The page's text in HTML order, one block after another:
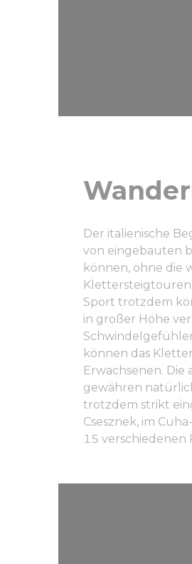
Der italienische
von eingebauten
können, ohne die
Klettersteigtouren
Sport trotzdem
in großer Höhe
können das
Erwachsenen.
gewähren
trotzdem strikt
Csesznek, im
15